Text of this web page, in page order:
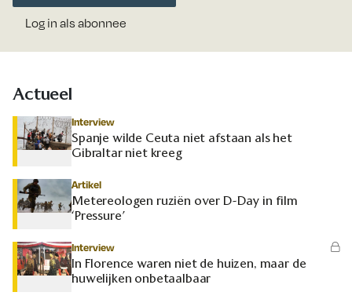
Log in als abonnee
Actueel
Interview
Spanje wilde Ceuta niet afstaan als het
Gibraltar niet kreeg
Artikel
Metereologen ruziën over D-Day in film
‘Pressure’
Interview
In Florence waren niet de huizen, maar de
huwelijken onbetaalbaar